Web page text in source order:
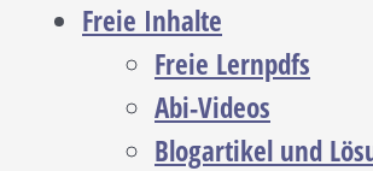
Freie Inhalte
Freie Lernpdfs
Abi-Videos
Blogartikel und